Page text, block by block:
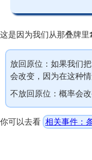
这是因为我们从那叠牌里
放回原位：如果我们
会改变，因为在这种
不放回原位：概率会
你可以去看 相关事件：